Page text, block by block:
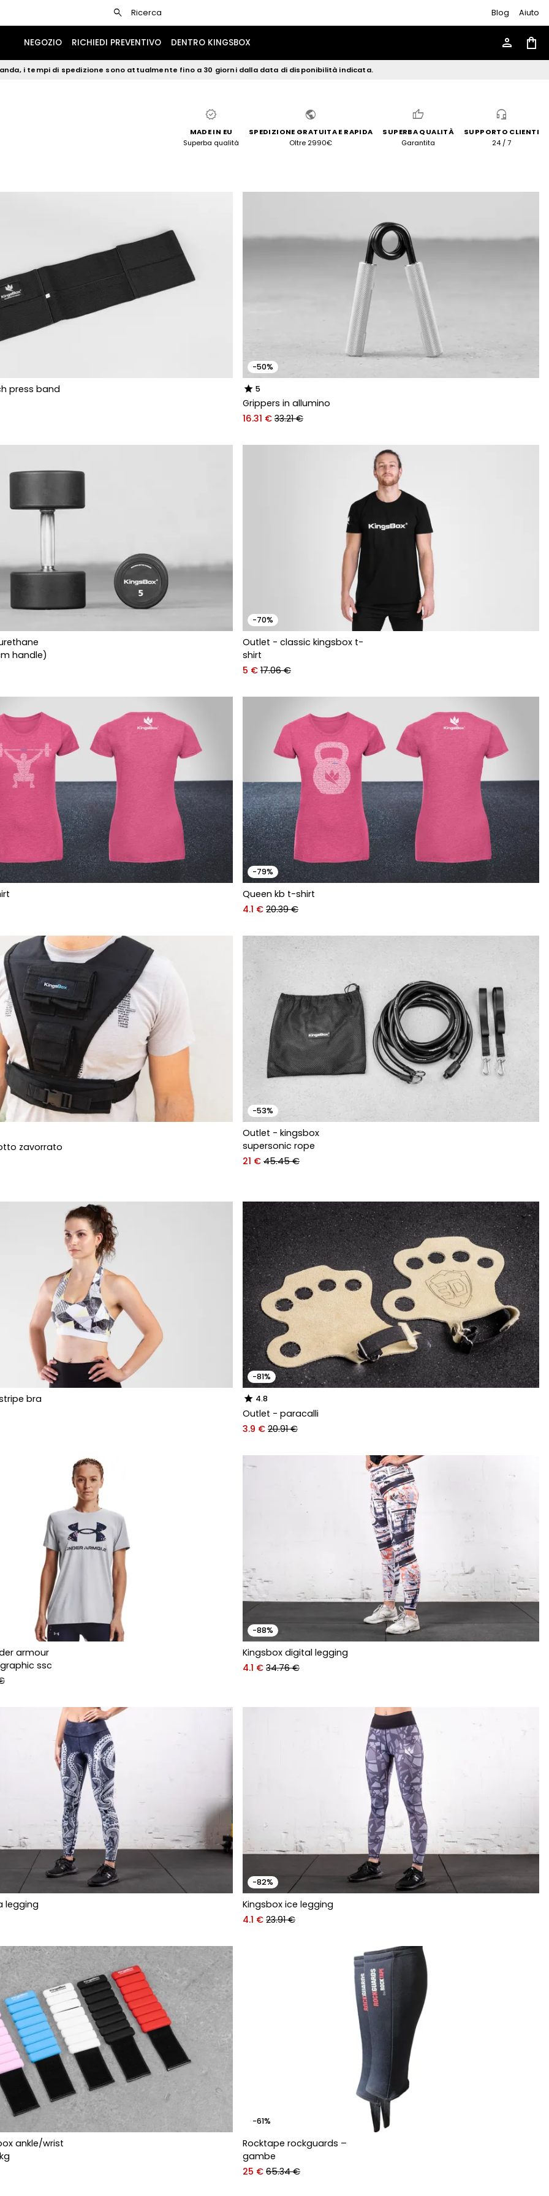
search Ricerca Blog Aiuto
NEGOZIO RICHIEDI PREVENTIVO DENTRO KINGSBOX person shopping_bag
i tempi di spedizione sono attualmente fino a 30 giorni dalla data di disponibilità indicata.
verified
MADE IN EU
Superba qualità
public
SPEDIZIONE GRATUITA E RAPIDA
Oltre 2990€
thumb_up
SUPERBA QUALITÀ
Garantita
headset_mic
SUPPORTO CLIENTI
24 / 7
press band
-50%
star 5
Grippers in allumino
16.31 € 33.21 €
handle)
-70%
Outlet - classic kingsbox t-
shirt
5 € 17.06 €
-79%
Queen kb t-shirt
4.1 € 20.39 €
zavorrato
-53%
Outlet - kingsbox
supersonic rope
21 € 45.45 €
bra
-81%
star 4.8
Outlet - paracalli
3.9 € 20.91 €
armour
ssc
-88%
Kingsbox digital legging
4.1 € 34.76 €
legging
-82%
Kingsbox ice legging
4.1 € 23.91 €
ankle/wrist
-61%
Rocktape rockguards –
gambe
25 € 65.34 €